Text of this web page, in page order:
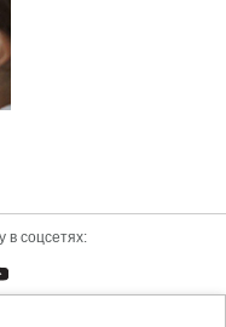
в соцсетях: